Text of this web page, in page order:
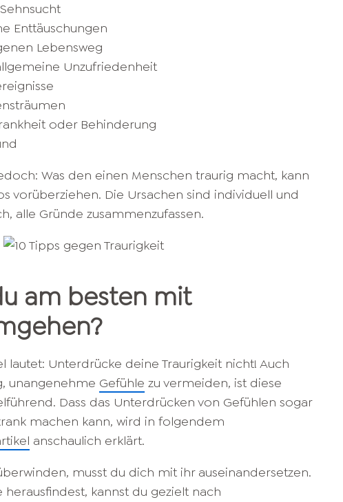
Enttäuschungen
Lebensweg
Unzufriedenheit
oder Behinderung
Was den einen Menschen traurig macht, kann
vorüberziehen. Die Ursachen sind individuell und
alle Gründe zusammenzufassen.
am besten mit
lautet: Unterdrücke deine Traurigkeit nicht! Auch
unangenehme Gefühle zu vermeiden, ist diese
Dass das Unterdrücken von Gefühlen sogar
machen kann, wird in folgendem
anschaulich erklärt.
musst du dich mit ihr auseinandersetzen.
herausfindest, kannst du gezielt nach